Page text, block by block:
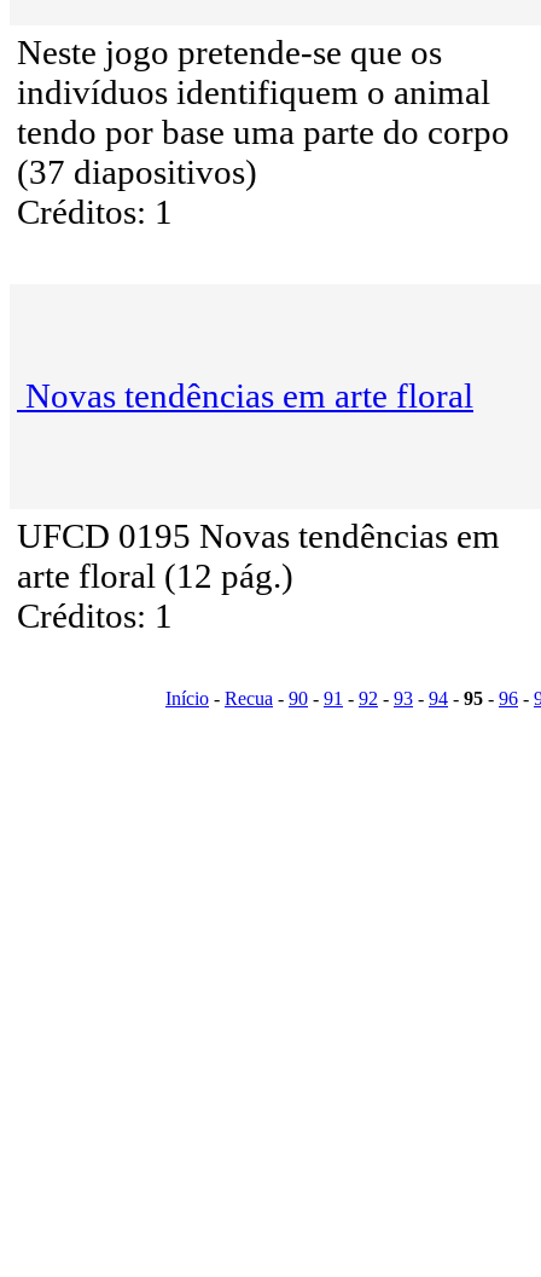
Neste jogo pretende-se que os
indivíduos identifiquem o animal
tendo por base uma parte do corpo
(37 diapositivos)
Créditos: 1
Novas tendências em arte floral
UFCD 0195 Novas tendências em
arte floral (12 pág.)
Créditos: 1
Início - Recua - 90 - 91 - 92 - 93 - 94 - 95 - 96 -